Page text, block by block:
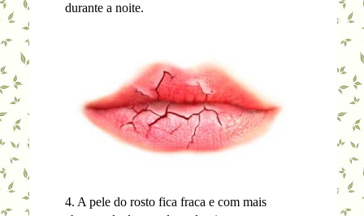
durante a noite.
4. A pele do rosto fica fraca e com mais